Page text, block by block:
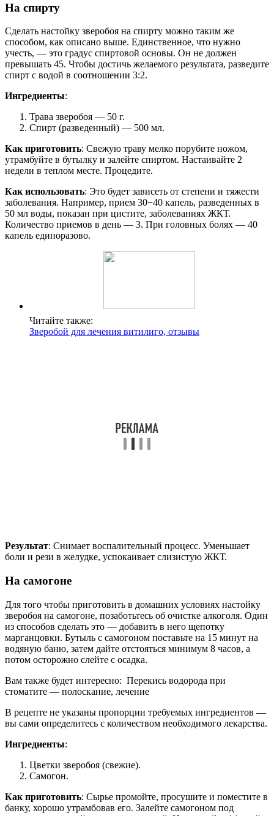
На спирту
Сделать настойку зверобоя на спирту можно таким же
способом, как описано выше. Единственное, что нужно
учесть, — это градус спиртовой основы. Он не должен
превышать 45. Чтобы достичь желаемого результата, разведите
спирт с водой в соотношении 3:2.
Ингредиенты:
Трава зверобоя — 50 г.
Спирт (разведенный) — 500 мл.
Как приготовить: Свежую траву мелко порубите ножом,
утрамбуйте в бутылку и залейте спиртом. Настаивайте 2
недели в теплом месте. Процедите.
Как использовать: Это будет зависеть от степени и тяжести
заболевания. Например, прием 30−40 капель, разведенных в
50 мл воды, показан при цистите, заболеваниях ЖКТ.
Количество приемов в день — 3. При головных болях — 40
капель единоразово.
Читайте также:
Зверобой для лечения витилиго, отзывы
Результат: Снимает воспалительный процесс. Уменьшает
боли и рези в желудке, успокаивает слизистую ЖКТ.
На самогоне
Для того чтобы приготовить в домашних условиях настойку
зверобоя на самогоне, позаботьтесь об очистке алкоголя. Один
из способов сделать это — добавить в него щепотку
марганцовки. Бутыль с самогоном поставьте на 15 минут на
водяную баню, затем дайте отстояться минимум 8 часов, а
потом осторожно слейте с осадка.
Вам также будет интересно: Перекись водорода при
стоматите — полоскание, лечение
В рецепте не указаны пропорции требуемых ингредиентов —
вы сами определитесь с количеством необходимого лекарства.
Ингредиенты:
Цветки зверобоя (свежие).
Самогон.
Как приготовить: Сырье промойте, просушите и поместите в
банку, хорошо утрамбовав его. Залейте самогоном под